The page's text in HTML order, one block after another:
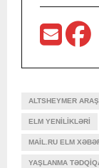
ALTSHEYMER
ELM YENILIKLƏRI
MAIL.RU ELM
YAŞLANMA